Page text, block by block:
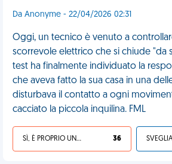
Da Anonyme - 22/04/2026 02:31
Oggi, un tecnico è venuto a
scorrevole elettrico che si chiude "da
test ha finalmente individuato la
che aveva fatto la sua casa in una
disturbava il contatto a ogni
cacciato la piccola inquilina. FML
SÌ, È PROPRIO UNA VDM! 36